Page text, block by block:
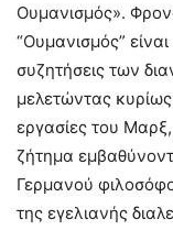
Ουμανισμός».
“Ουμανισμός”
συζητήσεις των
μελετώντας κυρίως
εργασίες του
ζήτημα
Γερμανού
της εγελιανής